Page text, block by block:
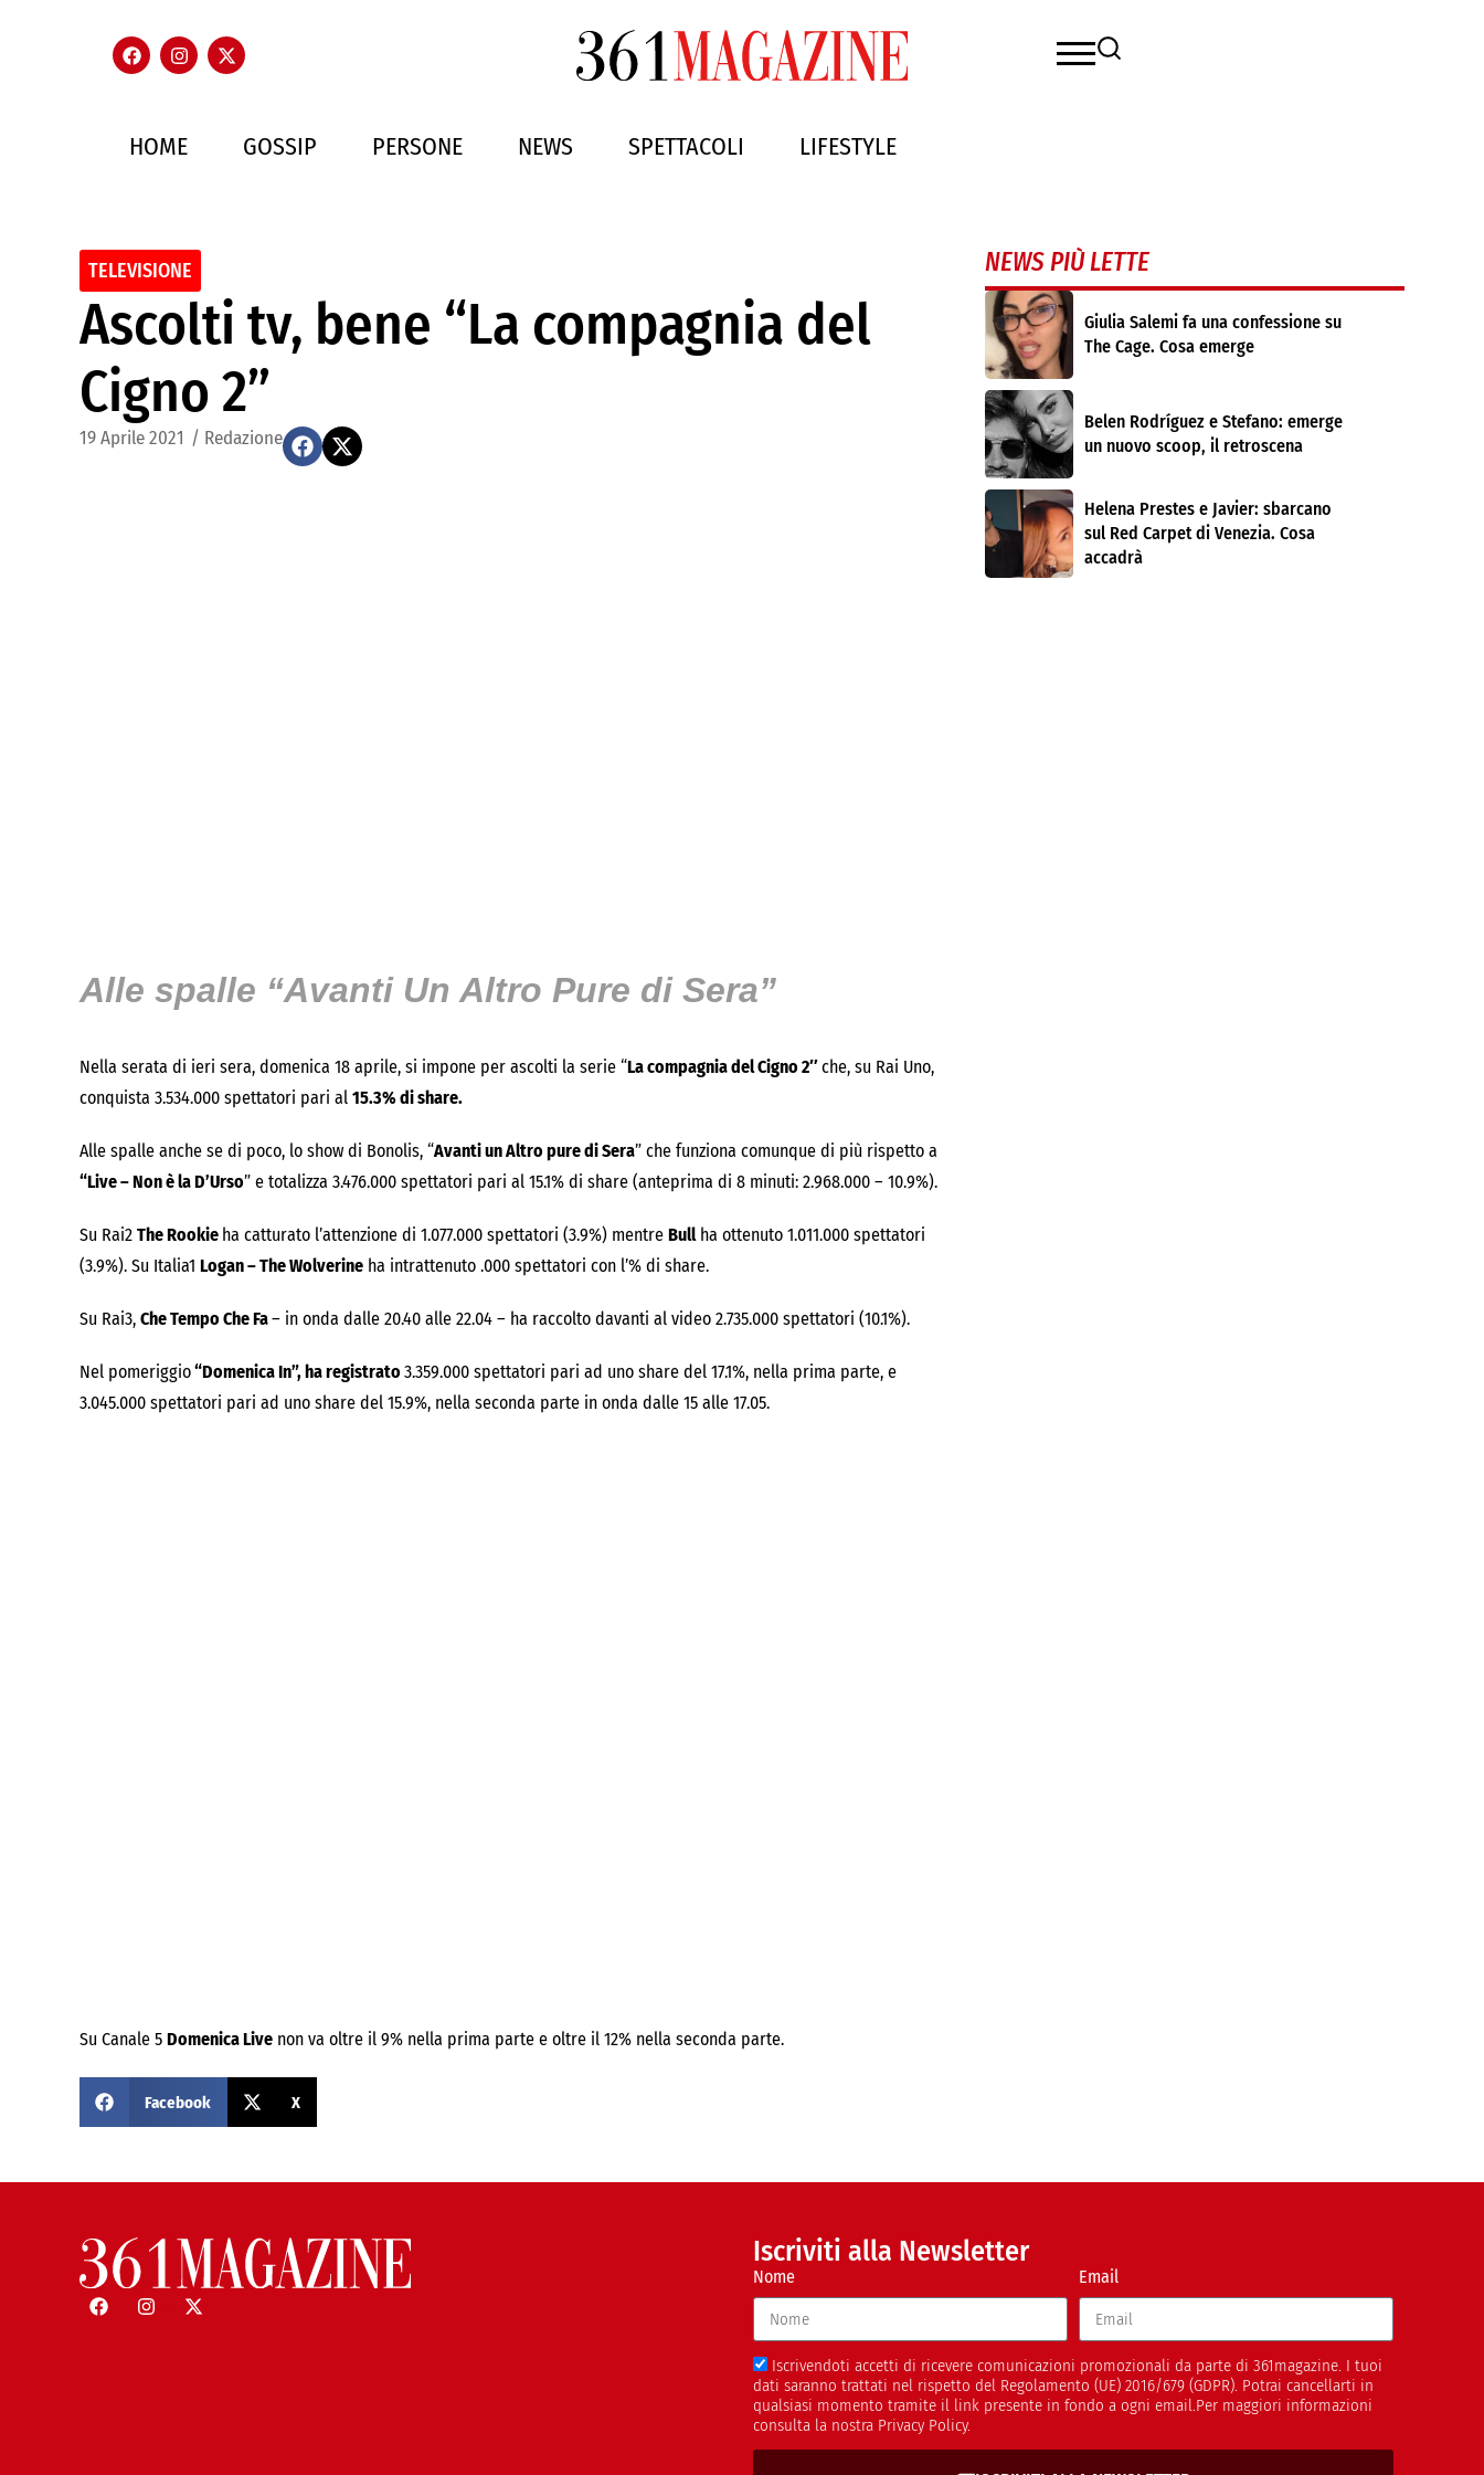
HOME GOSSIP PERSONE NEWS SPETTACOLI LIFESTYLE
TELEVISIONE
Ascolti tv, bene “La compagnia del
Cigno 2”
19 Aprile 2021 / Redazione
Alle spalle “Avanti Un Altro Pure di Sera”
Nella serata di ieri sera, domenica 18 aprile, si impone per ascolti la serie “La compagnia del Cigno 2″che, su Rai Uno,
conquista 3.534.000 spettatori pari al 15.3% di share.
Alle spalle anche se di poco, lo show di Bonolis, “Avanti un Altro pure di Sera” che funziona comunque di più rispetto a
“Live – Non è la D’Urso” e totalizza 3.476.000 spettatori pari al 15.1% di share (anteprima di 8 minuti: 2.968.000 – 10.9%).
Su Rai2 The Rookie ha catturato l’attenzione di 1.077.000 spettatori (3.9%) mentre Bullha ottenuto 1.011.000 spettatori
(3.9%). Su Italia1 Logan – The Wolverine ha intrattenuto .000 spettatori con l’% di share.
Su Rai3, Che Tempo Che Fa– in onda dalle 20.40 alle 22.04 – ha raccolto davanti al video 2.735.000 spettatori (10.1%).
Nel pomeriggio“Domenica In”, ha registrato 3.359.000 spettatori pari ad uno share del 17.1%, nella prima parte, e
3.045.000 spettatori pari ad uno share del 15.9%, nella seconda parte in onda dalle 15 alle 17.05.
Su Canale 5 Domenica Live non va oltre il 9% nella prima parte e oltre il 12% nella seconda parte.
Facebook X
NEWS PIÙ LETTE
Giulia Salemi fa una confessione su
The Cage. Cosa emerge
Belen Rodríguez e Stefano: emerge
un nuovo scoop, il retroscena
Helena Prestes e Javier: sbarcano
sul Red Carpet di Venezia. Cosa
accadrà
Iscriviti alla Newsletter
Nome Email
Iscrivendoti accetti di ricevere comunicazioni promozionali da parte di 361magazine. I tuoi
dati saranno trattati nel rispetto del Regolamento (UE) 2016/679 (GDPR). Potrai cancellarti in
qualsiasi momento tramite il link presente in fondo a ogni email.Per maggiori informazioni
consulta la nostra Privacy Policy.